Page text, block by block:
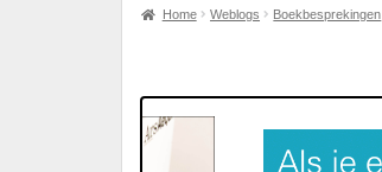
Home Weblogs Boekbesprekingen